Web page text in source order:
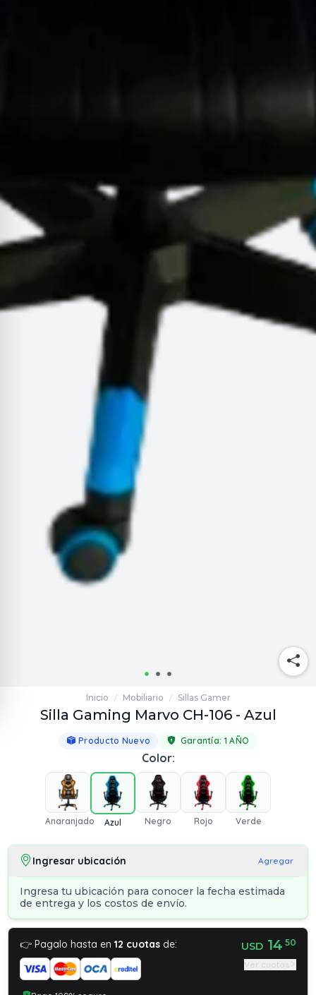
Inicio / Mobiliario / Sillas Gamer
Silla Gaming Marvo CH-106 - Azul
Producto Nuevo Garantía: 1 AÑO
Color:
Anaranjado Azul Negro Rojo Verde
Ingresar ubicación Agregar
Ingresa tu ubicación para conocer la fecha estimada
de entrega y los costos de envío.
👉 Pagalo hasta en12 cuotas de: USD 14 50
Ver cuotas